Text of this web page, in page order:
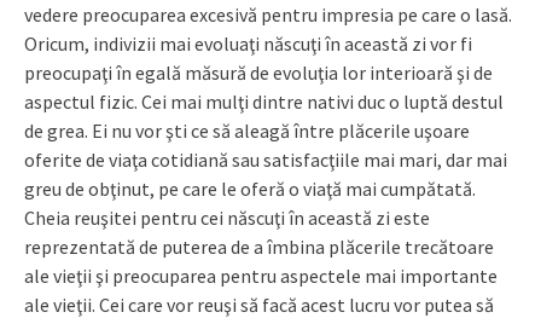
vedere preocuparea excesivă pentru impresia pe care o lasă.
Oricum, indivizii mai evoluaţi născuţi în această zi vor fi
preocupaţi în egală măsură de evoluţia lor interioară şi de
aspectul fizic. Cei mai mulţi dintre nativi duc o luptă destul
de grea. Ei nu vor şti ce să aleagă între plăcerile uşoare
oferite de viaţa cotidiană sau satisfacţiile mai mari, dar mai
greu de obţinut, pe care le oferă o viaţă mai cumpătată.
Cheia reuşitei pentru cei născuţi în această zi este
reprezentată de puterea de a îmbina plăcerile trecătoare
ale vieţii şi preocuparea pentru aspectele mai importante
ale vieţii. Cei care vor reuşi să facă acest lucru vor putea să